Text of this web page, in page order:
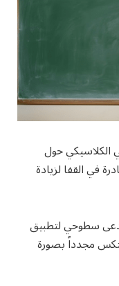
الكلاسيكي حول
في القفا لزيادة
سطوحي لتطبيق
مجدداً بصورة